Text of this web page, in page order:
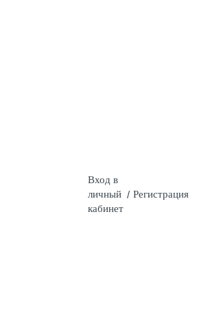
Вход в
личный
кабинет
/ Регистрация